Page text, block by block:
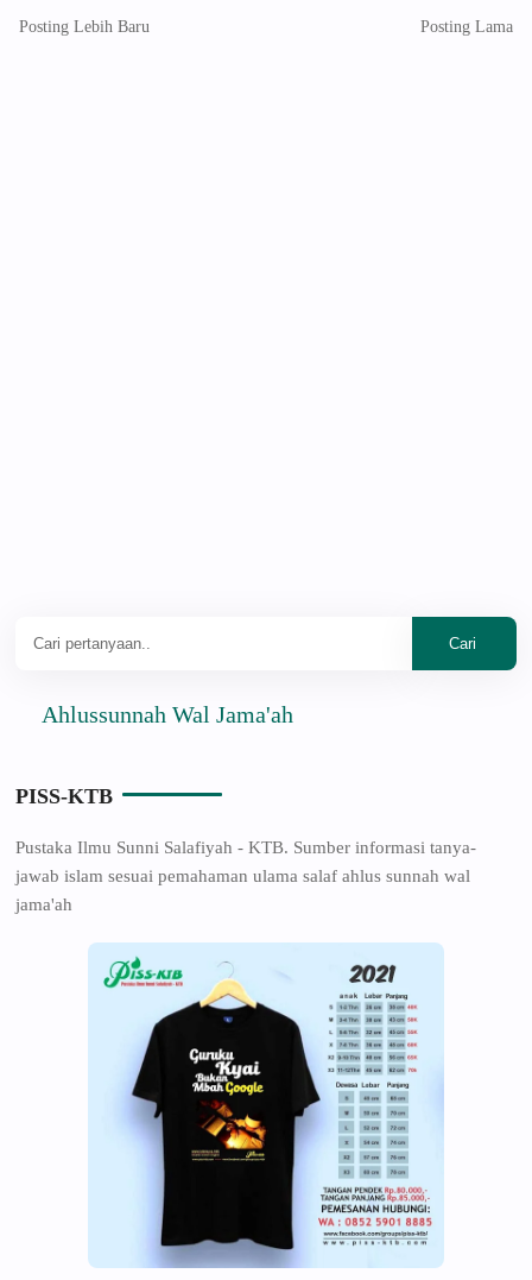
Posting Lebih Baru Posting Lama
Wal Jama'ah
PISS-KTB
Pustaka Ilmu Sunni Salafiyah - KTB. Sumber informasi tanya-
jawab islam sesuai pemahaman ulama salaf ahlus sunnah wal
jama'ah